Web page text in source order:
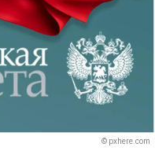
© pxhere.com